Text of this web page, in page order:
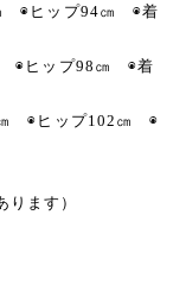
◉ヒップ94㎝ ◉着
◉ヒップ98㎝ ◉着
◉ヒップ102㎝ ◉
ります）